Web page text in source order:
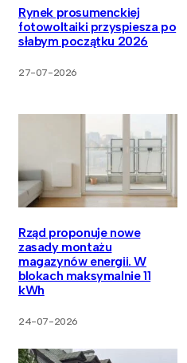
Rynek prosumenckiej
fotowoltaiki przyspiesza po
słabym początku 2026
27-07-2026
Rząd proponuje nowe
zasady montażu
magazynów energii. W
blokach maksymalnie 11
kWh
24-07-2026